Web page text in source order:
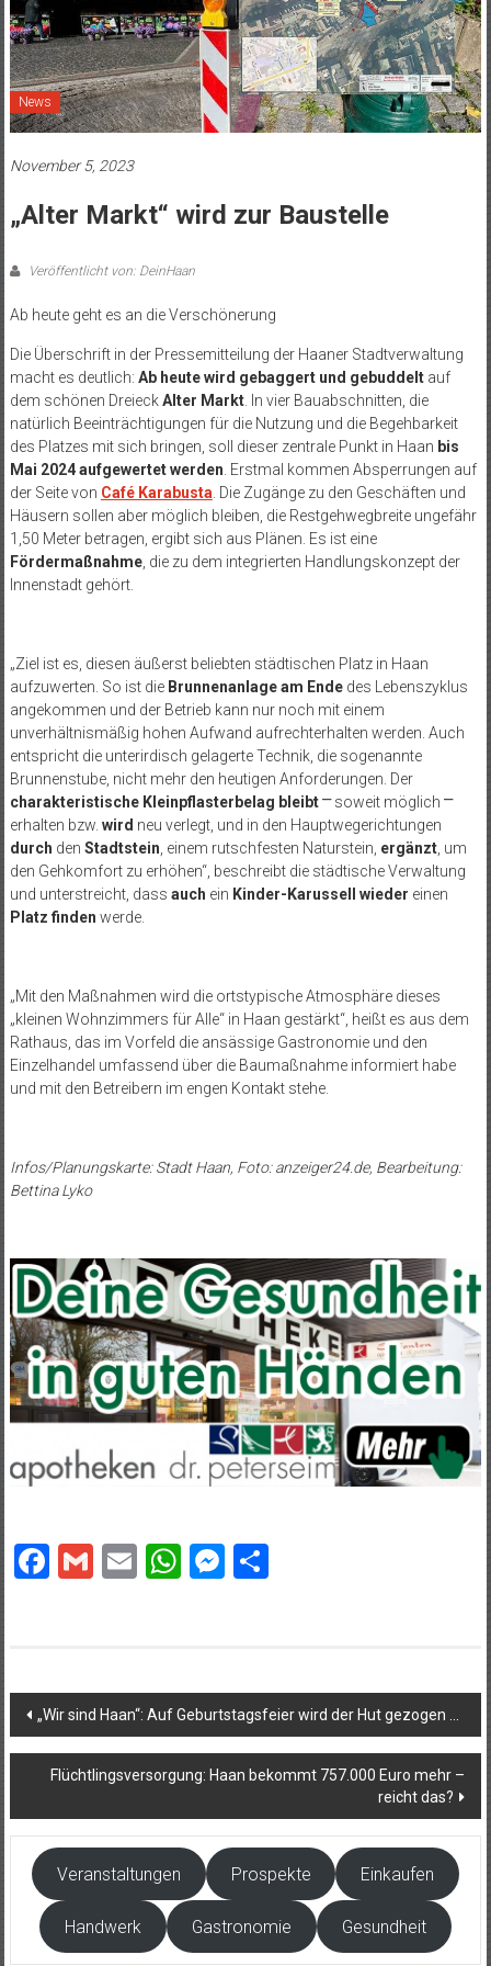
News
November 5, 2023
„Alter Markt“ wird zur Baustelle
Veröffentlicht von: DeinHaan
Ab heute geht es an die Verschönerung
Die Überschrift in der Pressemitteilung der Haaner Stadtverwaltung
macht es deutlich: Ab heute wird gebaggert und gebuddeltauf
dem schönen DreieckAlter Markt. In vier Bauabschnitten, die
natürlich Beeinträchtigungen für die Nutzung und die Begehbarkeit
des Platzes mit sich bringen, soll dieser zentrale Punkt in Haan bis
Mai 2024 aufgewertet werden. Erstmal kommen Absperrungen auf
der Seite von Café Karabusta. Die Zugänge zu den Geschäften und
Häusern sollen aber möglich bleiben, die Restgehwegbreite ungefähr
1,50 Meter betragen, ergibt sich aus Plänen. Es ist eine
Fördermaßnahme, die zu dem integrierten Handlungskonzept der
Innenstadt gehört.
„Ziel ist es, diesen äußerst beliebten städtischen Platz in Haan
aufzuwerten. So ist die Brunnenanlage am Ende des Lebenszyklus
angekommen und der Betrieb kann nur noch mit einem
unverhältnismäßig hohen Aufwand aufrechterhalten werden. Auch
entspricht die unterirdisch gelagerte Technik, die sogenannte
Brunnenstube, nicht mehr den heutigen Anforderungen. Der
charakteristische Kleinpflasterbelag bleibt⎻ soweit möglich ⎻
erhalten bzw. wird neu verlegt, und in den Hauptwegerichtungen
durch den Stadtstein, einem rutschfesten Naturstein, ergänzt, um
den Gehkomfort zu erhöhen“, beschreibt die städtische Verwaltung
und unterstreicht, dass auch ein Kinder-Karussell wieder einen
Platz finden werde.
„Mit den Maßnahmen wird die ortstypische Atmosphäre dieses
„kleinen Wohnzimmers für Alle“ in Haan gestärkt“, heißt es aus dem
Rathaus, das im Vorfeld die ansässige Gastronomie und den
Einzelhandel umfassend über die Baumaßnahme informiert habe
und mit den Betreibern im engen Kontakt stehe.
Infos/Planungskarte: Stadt Haan, Foto: anzeiger24.de, Bearbeitung:
Bettina Lyko
Facebook
Gmail
EmailWhatsApp
Messenger
Teilen
Beitragsnavigation
„Wir sind Haan“: Auf Geburtstagsfeier wird der Hut gezogen …
Flüchtlingsversorgung: Haan bekommt 757.000 Euro mehr –
reicht das?
Veranstaltungen Prospekte Einkaufen
Handwerk Gastronomie Gesundheit